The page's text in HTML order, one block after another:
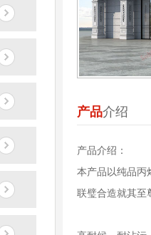
产品介绍
产品介绍：
本产品以纯品丙
联璧合造就其至